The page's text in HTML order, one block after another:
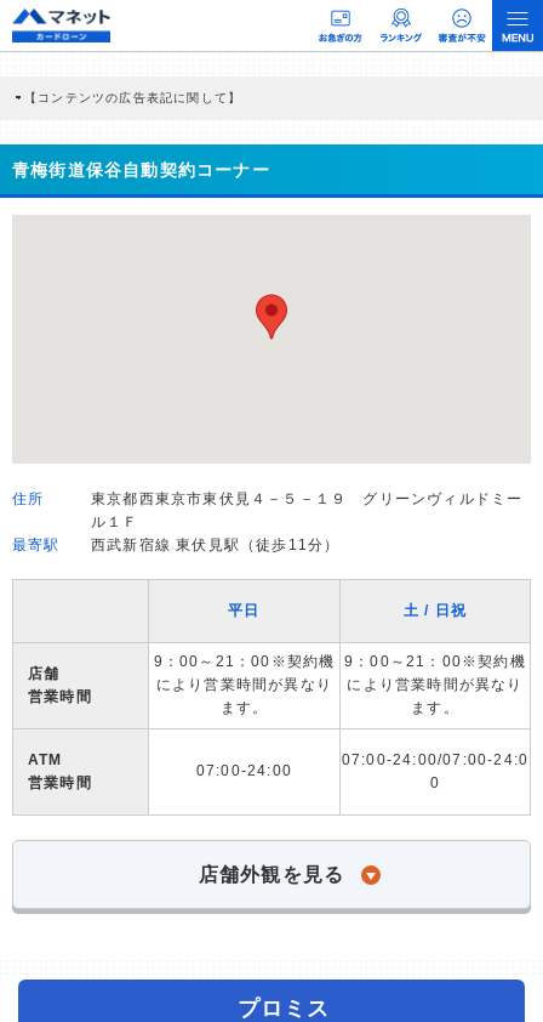
【コンテンツの広告表記に関して】
商品を根拠なくPRするものではなく、当編集部の調査／ユーザーへの口コミ収集な
どに基づき、公平性を担保した情報提供を行っています。
>提携企業一覧
青梅街道保谷自動契約コーナー
住所
東京都西東京市東伏見４－５－１９ グリーンヴィルドミー
ル１Ｆ
最寄駅
西武新宿線 東伏見駅（徒歩11分）
平日 土 / 日祝
店舗
営業時間
9：00～21：00※契約機
により営業時間が異なり
ます。
9：00～21：00※契約機
により営業時間が異なり
ます。
ATM
営業時間
07:00-24:00
07:00-24:00/07:00-24:0
0
店舗外観を見る
プロミス